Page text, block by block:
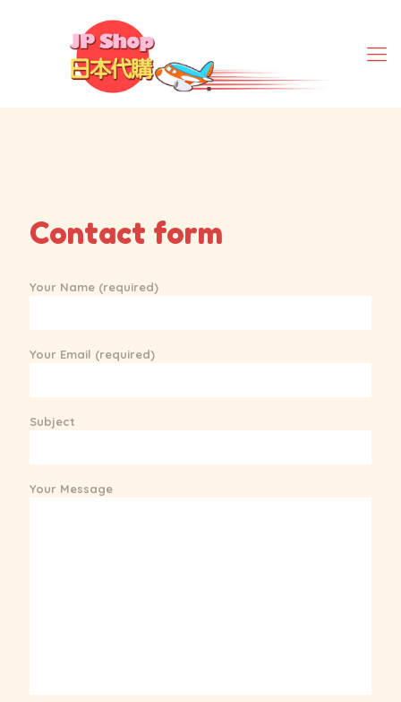
Contact form
Your Name (required)
Your Email (required)
Subject
Your Message